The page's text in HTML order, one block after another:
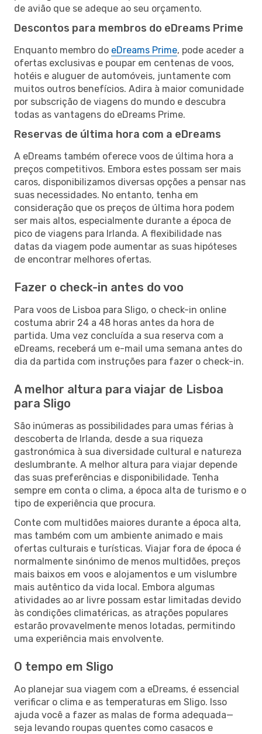
de avião que se adeque ao seu orçamento.
Descontos para membros do eDreams Prime
Enquanto membro do eDreams Prime, pode aceder a
ofertas exclusivas e poupar em centenas de voos,
hotéis e aluguer de automóveis, juntamente com
muitos outros benefícios. Adira à maior comunidade
por subscrição de viagens do mundo e descubra
todas as vantagens do eDreams Prime.
Reservas de última hora com a eDreams
A eDreams também oferece voos de última hora a
preços competitivos. Embora estes possam ser mais
caros, disponibilizamos diversas opções a pensar nas
suas necessidades. No entanto, tenha em
consideração que os preços de última hora podem
ser mais altos, especialmente durante a época de
pico de viagens para Irlanda. A flexibilidade nas
datas da viagem pode aumentar as suas hipóteses
de encontrar melhores ofertas.
Fazer o check-in antes do voo
Para voos de Lisboa para Sligo, o check-in online
costuma abrir 24 a 48 horas antes da hora de
partida. Uma vez concluída a sua reserva com a
eDreams, receberá um e-mail uma semana antes do
dia da partida com instruções para fazer o check-in.
A melhor altura para viajar de Lisboa
para Sligo
São inúmeras as possibilidades para umas férias à
descoberta de Irlanda, desde a sua riqueza
gastronómica à sua diversidade cultural e natureza
deslumbrante. A melhor altura para viajar depende
das suas preferências e disponibilidade. Tenha
sempre em conta o clima, a época alta de turismo e o
tipo de experiência que procura.
Conte com multidões maiores durante a época alta,
mas também com um ambiente animado e mais
ofertas culturais e turísticas. Viajar fora de época é
normalmente sinónimo de menos multidões, preços
mais baixos em voos e alojamentos e um vislumbre
mais autêntico da vida local. Embora algumas
atividades ao ar livre possam estar limitadas devido
às condições climatéricas, as atrações populares
estarão provavelmente menos lotadas, permitindo
uma experiência mais envolvente.
O tempo em Sligo
Ao planejar sua viagem com a eDreams, é essencial
verificar o clima e as temperaturas em Sligo. Isso
ajuda você a fazer as malas de forma adequada—
seja levando roupas quentes como casacos e